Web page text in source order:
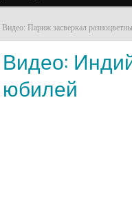
Видео: Париж засверкал
Видео:
юбилей